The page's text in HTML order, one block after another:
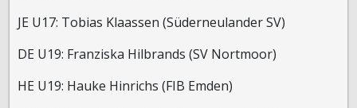
JE U17: Tobias Klaassen (Süderneulander SV)
DE U19: Franziska Hilbrands (SV Nortmoor)
HE U19: Hauke Hinrichs (FIB Emden)